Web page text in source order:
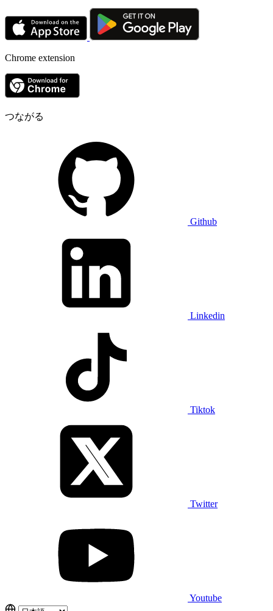
Chrome extension
つながる
Github
Linkedin
Tiktok
Twitter
Youtube